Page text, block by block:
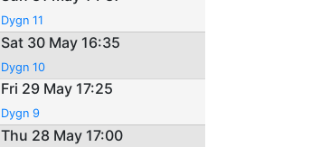
Dygn 11
Sat 30 May 16:35
Dygn 10
Fri 29 May 17:25
Dygn 9
Thu 28 May 17:00